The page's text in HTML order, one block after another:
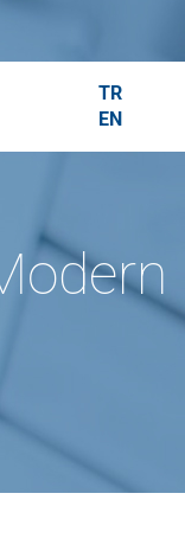
TR
EN